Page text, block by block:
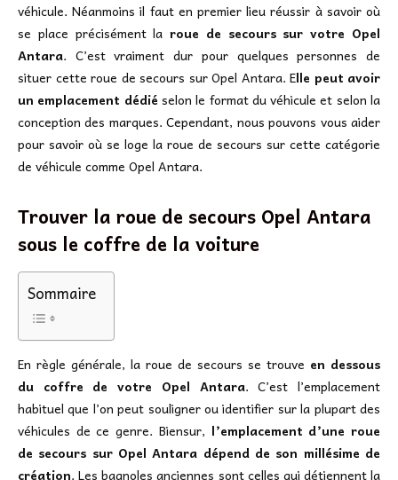
véhicule. Néanmoins il faut en premier lieu réussir à savoir où
se place précisément laroue de secours sur votre Opel
Antara. C’est vraiment dur pour quelques personnes de
situer cette roue de secours sur Opel Antara. Elle peut avoir
un emplacement dédié selon le format du véhicule et selon la
conception des marques. Cependant, nous pouvons vous aider
pour savoir où se loge la roue de secours sur cette catégorie
de véhicule comme Opel Antara.
Trouver la roue de secours Opel Antara
sous le coffre de la voiture
Sommaire
En règle générale, la roue de secours se trouve en dessous
du coffre de votre Opel Antara. C’est l’emplacement
habituel que l’on peut souligner ou identifier sur la plupart des
véhicules de ce genre. Biensur, l’emplacement d’une roue
de secours sur Opel Antara dépend de son millésime de
création. Les bagnoles anciennes sont celles qui détiennent la